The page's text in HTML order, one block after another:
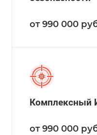
от 990 000
Комплексный
от 990 000